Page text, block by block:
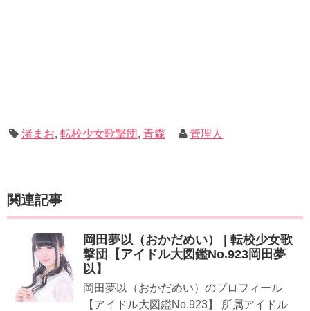
渚まお, 転校少女歌撃団 , 青森 管理人
関連記事
岡田夢以（おかだめい） | 転校少女歌
撃団【アイドル大図鑑No.923岡田夢
以】
岡田夢以（おかだめい）のプロフィール
【アイドル大図鑑No.923】 所属アイドル